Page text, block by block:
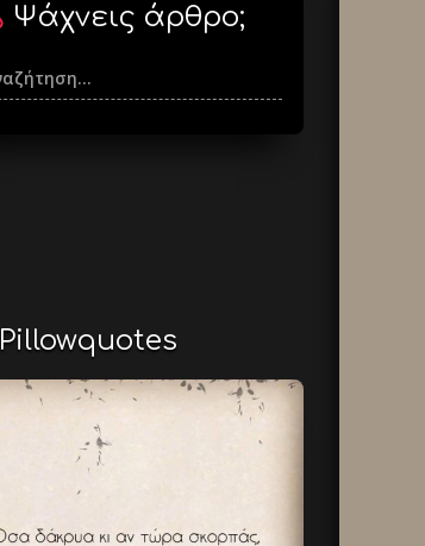
Ψάχνεις άρθρο;
Pillowquotes